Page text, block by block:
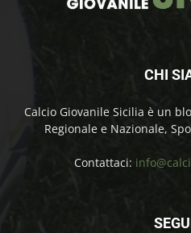
CHI
Calcio Giovanile Sicilia è un
Regionale e Nazionale,
Contattaci: